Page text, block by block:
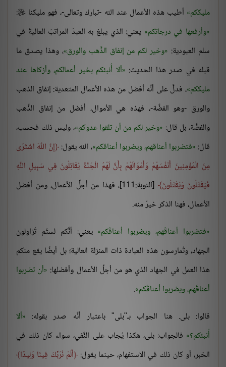
مليككم أطيب هذه الأعمال عند الله -تبارك وتعالى-، فهو مليكنا 
:
وأرفعها في درجاتكم يعني: الذي يبلغ به العبدُ المراتبَ العاليةَ في
سلم العبودية: وخير لكم من إنفاق الذَّهب والورق ، وهذا يصدق ما
قبله في صدر هذا الحديث: ألا أُنبئكم بخير أعمالكم، وأزكاها عند
مليككم ، فدلَّ على أنَّه أفضل من هذه الأعمال المتعدية: إنفاق الذهب
والورق -وهو الفضَّة-، فهذه هي الأموال، أفضل من إنفاق الذَّهب
والفضَّة، بل قال: وخير لكم من أن تلقوا عدوكم ، وليس ذلك فحسب،
قال: فتضربوا أعناقهم، ويضربوا أعناقكم ، الله يقول: إِنَّ اللَّهَ اشْتَرَى
مِنَ الْمُؤْمِنِينَ أَنْفُسَهُمْ وَأَمْوَالَهُمْ بِأَنَّ لَهُمُ الْجَنَّةَ يُقَاتِلُونَ فِي سَبِيلِ اللَّهِ
فَيَقْتُلُونَ وَيُقْتَلُونَ
[التوبة:111]، فهذا من أجلِّ الأعمال، ومن أفضل
الأعمال، فهنا الذكر خيرٌ منه.
فتضربوا أعناقَهم، ويضربوا أعناقَكم
يعني: أنَّكم لستُم تُزاولون
الجهاد، وتُمارسون هذه العبادة ذات المنزلة العالية؛ بل أيضًا يقع منكم
هذا العمل في الجهاد الذي هو من أجلِّ الأعمال وأفضلها: أن تضربوا
أعناقَهم، ويضربوا أعناقَكم .
قالوا: بلى. هنا الجواب بـ"بلى" باعتبار أنَّه صدر بقوله:
ألا
أُنبئكم؟ فالجواب: بلى، هكذا يُجاب على النَّفي، سواء كان ذلك في
الخبر، أو كان ذلك في الاستفهام، حينما يقول: أَلَمْ نُرَبِّكَ فِينَا وَلِيدًا